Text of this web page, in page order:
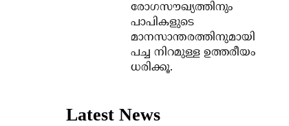
രോഗസൗഖ്യത്തിനും
പാപികളുടെ
മാനസാന്തരത്തിനുമായി
പച്ച നിറമുള്ള ഉത്തരീയം
ധരിക്കൂ.
Latest News